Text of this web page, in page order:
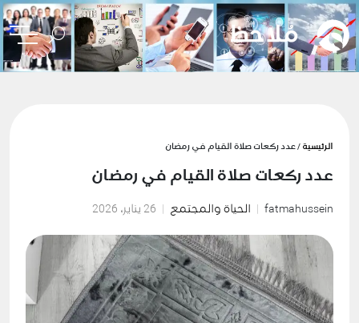
الرئيسية / عدد ركعات صلاة القيام في رمضان
عدد ركعات صلاة القيام في رمضان
fatmahussein الحياة والمجتمع 26 يناير، 2026